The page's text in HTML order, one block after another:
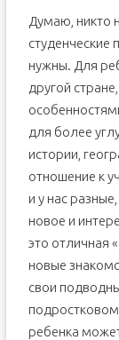
Думаю, никто
нужны. Для
другой
для более
истории,
отношение к
и у нас
новое и
это отличная
новые
свои
подростковом
ребенка